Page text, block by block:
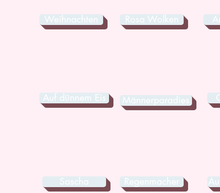
Weihnachten Rosa Wolken
Auf dünnem Eis Männerparadies
Sascha Regenmacher